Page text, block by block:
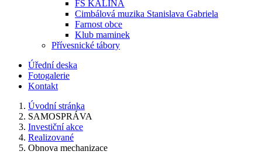
FS KALINA
Cimbálová muzika Stanislava Gabriela
Farnost obce
Klub maminek
Přívesnické tábory
Úřední deska
Fotogalerie
Kontakt
Úvodní stránka
SAMOSPRÁVA
Investiční akce
Realizované
Obnova mechanizace